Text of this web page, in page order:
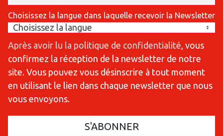
Choisissez la langue dans laquelle recevoir la Newsletter
Après avoir lu la politique de confidentialité, vous
confirmez la réception de la newsletter de notre
site. Vous pouvez vous désinscrire à tout moment
en utilisant le lien dans chaque newsletter que nous
vous envoyons.